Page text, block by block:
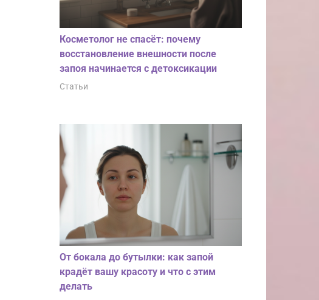
Косметолог не спасёт: почему
восстановление внешности после
запоя начинается с детоксикации
Статьи
От бокала до бутылки: как запой
крадёт вашу красоту и что с этим
делать